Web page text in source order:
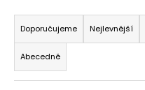
Ř
a
z
e
n
Doporučujeme Nejlevnější
Abecedně
j
e
t
e